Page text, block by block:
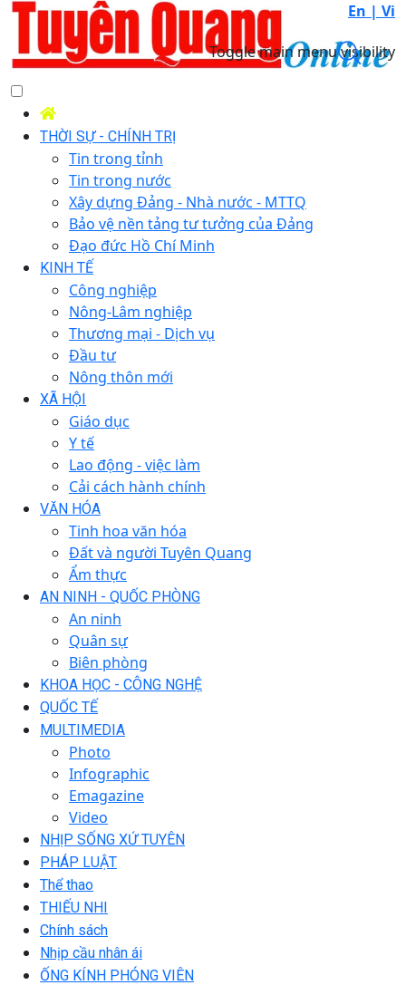
En | Vi
Toggle main menu visibility
THỜI SỰ - CHÍNH TRỊ
Tin trong tỉnh
Tin trong nước
Xây dựng Đảng - Nhà nước - MTTQ
Bảo vệ nền tảng tư tưởng của Đảng
Đạo đức Hồ Chí Minh
KINH TẾ
Công nghiệp
Nông-Lâm nghiệp
Thương mại - Dịch vụ
Đầu tư
Nông thôn mới
XÃ HỘI
Giáo dục
Y tế
Lao động - việc làm
Cải cách hành chính
VĂN HÓA
Tinh hoa văn hóa
Đất và người Tuyên Quang
Ẩm thực
AN NINH - QUỐC PHÒNG
An ninh
Quân sự
Biên phòng
KHOA HỌC - CÔNG NGHỆ
QUỐC TẾ
MULTIMEDIA
Photo
Infographic
Emagazine
Video
NHỊP SỐNG XỨ TUYÊN
PHÁP LUẬT
Thể thao
THIẾU NHI
Chính sách
Nhịp cầu nhân ái
ỐNG KÍNH PHÓNG VIÊN